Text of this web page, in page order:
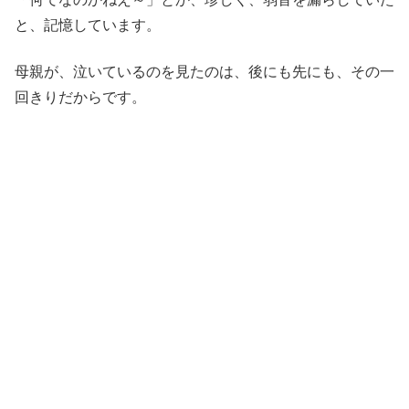
と、記憶しています。
母親が、泣いているのを見たのは、後にも先にも、その一
回きりだからです。